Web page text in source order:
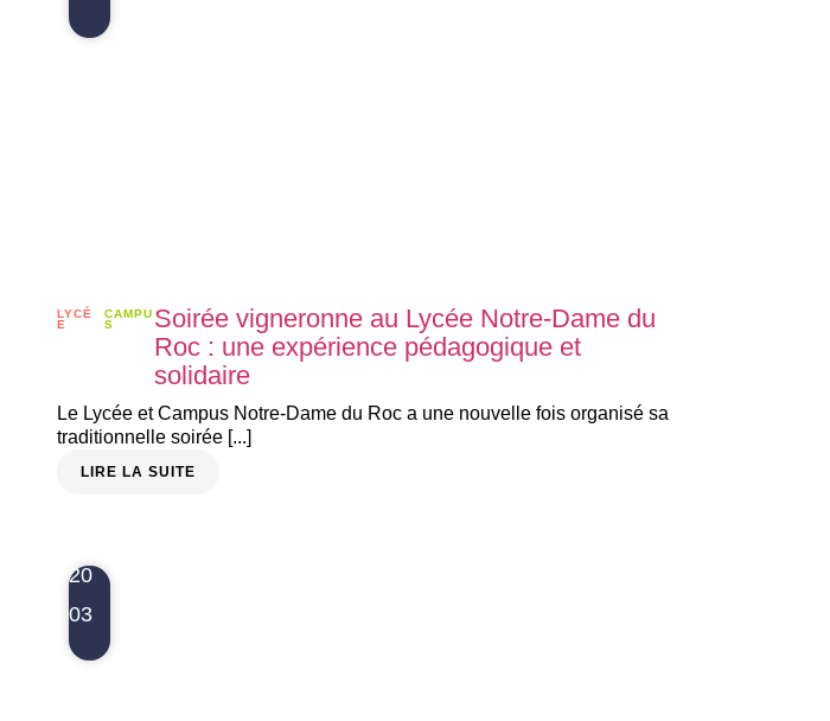
LYCÉ
E
CAMPU
S
Soirée vigneronne au Lycée Notre-Dame du
Roc : une expérience pédagogique et
solidaire
Le Lycée et Campus Notre-Dame du Roc a une nouvelle fois organisé sa
traditionnelle soirée [...]
LIRE LA SUITE
20
03